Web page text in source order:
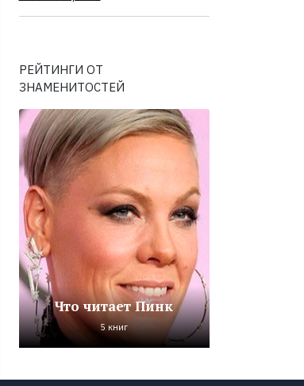
РЕЙТИНГИ ОТ
ЗНАМЕНИТОСТЕЙ
Что читает Пинк
5 книг